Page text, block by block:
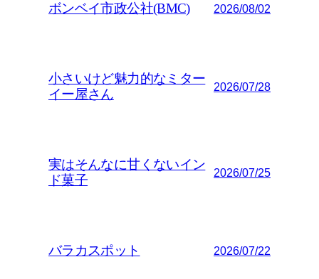
ボンベイ市政公社(BMC) 2026/08/02
小さいけど魅力的なミター
イー屋さん
2026/07/28
実はそんなに甘くないイン
ド菓子
2026/07/25
バラカスポット 2026/07/22